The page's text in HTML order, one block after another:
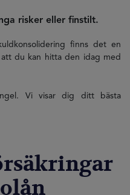
risker eller finstilt.
finns det en
du kan hitta den idag med
Vi visar dig ditt bästa